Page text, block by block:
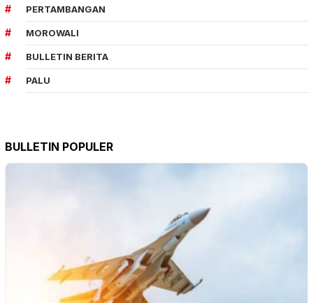
PERTAMBANGAN
MOROWALI
BULLETIN BERITA
PALU
BULLETIN POPULER